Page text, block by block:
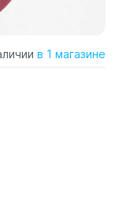
в 1 магазине